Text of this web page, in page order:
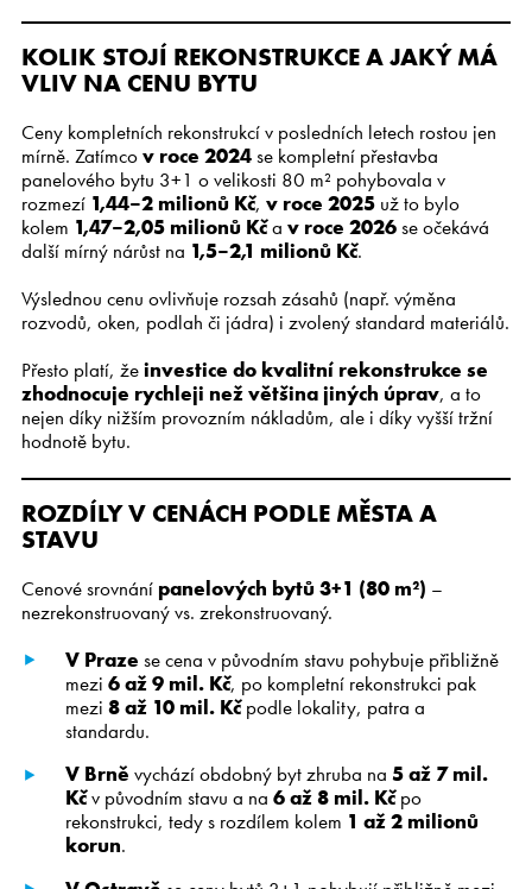
KOLIK STOJÍ REKONSTRUKCE A JAKÝ MÁ
VLIV NA CENU BYTU
Ceny kompletních rekonstrukcí v posledních letech rostou jen
mírně. Zatímcov roce 2024se kompletní přestavba
panelového bytu 3+1 o velikosti 80 m² pohybovala v
rozmezí 1,44–2 milionů Kč, v roce 2025už to bylo
kolem 1,47–2,05 milionů Kča v roce 2026se očekává
další mírný nárůst na 1,5–2,1 milionů Kč.
Výslednou cenu ovlivňuje rozsah zásahů (např. výměna
rozvodů, oken, podlah či jádra) i zvolený standard materiálů.
Přesto platí, žeinvestice do kvalitní rekonstrukce se
zhodnocuje rychleji než většina jiných úprav, a to
nejen díky nižším provozním nákladům, ale i díky vyšší tržní
hodnotě bytu.
ROZDÍLY V CENÁCH PODLE MĚSTA A
STAVU
Cenové srovnání panelových bytů 3+1 (80 m²) –
nezrekonstruovaný vs. zrekonstruovaný.
V Praze se cena v původním stavu pohybuje přibližně
mezi6 až 9 mil. Kč, po kompletní rekonstrukci pak
mezi8 až 10 mil. Kčpodle lokality, patra a
standardu.
V Brně vychází obdobný byt zhruba na5 až 7 mil.
Kčv původním stavu a na6 až 8 mil. Kčpo
rekonstrukci, tedy s rozdílem kolem 1 až 2 milionů
korun.